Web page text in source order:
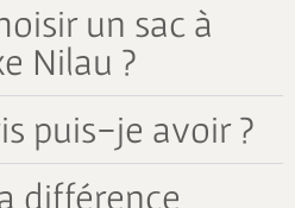
un sac à
Nilau ?
puis-je avoir ?
différence